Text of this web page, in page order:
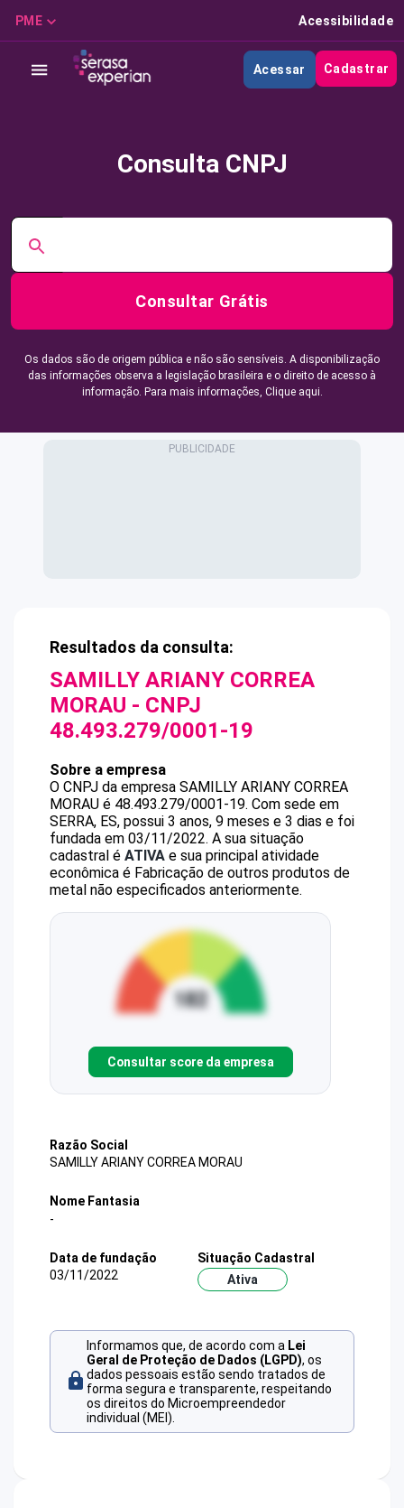
PME Acessibilidade
Acessar Cadastrar
Consulta CNPJ
Consultar Grátis
Os dados são de origem pública e não são sensíveis. A disponibilização
das informações observa a legislação brasileira e o direito de acesso à
informação. Para mais informações, Clique aqui.
Resultados da consulta:
SAMILLY ARIANY CORREA
MORAU - CNPJ
48.493.279/0001-19
Sobre a empresa
O CNPJ da empresa SAMILLY ARIANY CORREA
MORAU é 48.493.279/0001-19. Com sede em
SERRA, ES, possui 3 anos, 9 meses e 3 dias e foi
fundada em 03/11/2022. A sua situação
cadastral é ATIVA e sua principal atividade
econômica é Fabricação de outros produtos de
metal não especificados anteriormente.
Consultar score da empresa
Razão Social
SAMILLY ARIANY CORREA MORAU
Nome Fantasia
-
Data de fundação
03/11/2022
Situação Cadastral
Ativa
Informamos que, de acordo com a Lei
Geral de Proteção de Dados (LGPD), os
dados pessoais estão sendo tratados de
forma segura e transparente, respeitando
os direitos do Microempreendedor
individual (MEI).